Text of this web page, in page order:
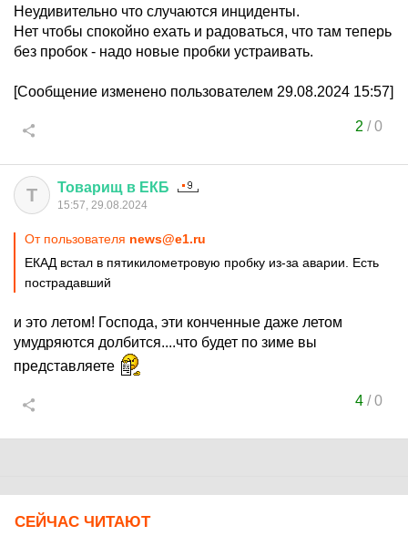
Неудивительно что случаются инциденты.
Нет чтобы спокойно ехать и радоваться, что там теперь
без пробок - надо новые пробки устраивать.
[Сообщение изменено пользователем 29.08.2024 15:57]
2 /0
Т Товарищ в ЕКБ
15:57, 29.08.2024
От пользователя news@e1.ru
ЕКАД встал в пятикилометровую пробку из-за аварии. Есть
пострадавший
и это летом! Господа, эти конченные даже летом
умудряются долбится....что будет по зиме вы
представляете
4/0
СЕЙЧАС ЧИТАЮТ